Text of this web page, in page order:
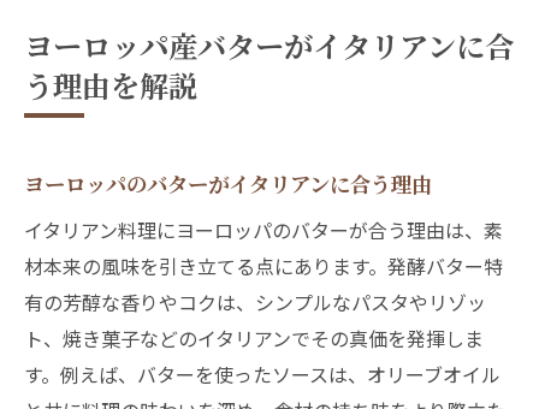
ヨーロッパ産バターがイタリアンに合
う理由を解説
ヨーロッパのバターがイタリアンに合う理由
イタリアン料理にヨーロッパのバターが合う理由は、素
材本来の風味を引き立てる点にあります。発酵バター特
有の芳醇な香りやコクは、シンプルなパスタやリゾッ
ト、焼き菓子などのイタリアンでその真価を発揮しま
す。例えば、バターを使ったソースは、オリーブオイル